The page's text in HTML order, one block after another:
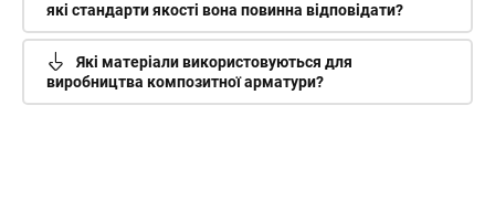
які стандарти якості вона повинна відповідати?
Які матеріали використовуються для
виробництва композитної арматури?